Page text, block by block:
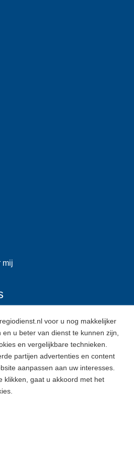
mij
voor u nog makkelijker
u beter van dienst te kunnen zijn,
en vergelijkbare technieken.
partijen advertenties en content
aanpassen aan uw interesses.
klikken, gaat u akkoord met het